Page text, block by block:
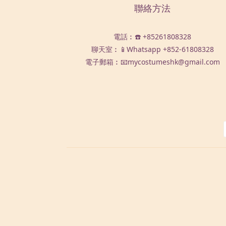
聯絡方法
電話︰☎️ +85261808328
聊天室︰📱Whatsapp +852-61808328
電子郵箱︰📧mycostumeshk@gmail.com